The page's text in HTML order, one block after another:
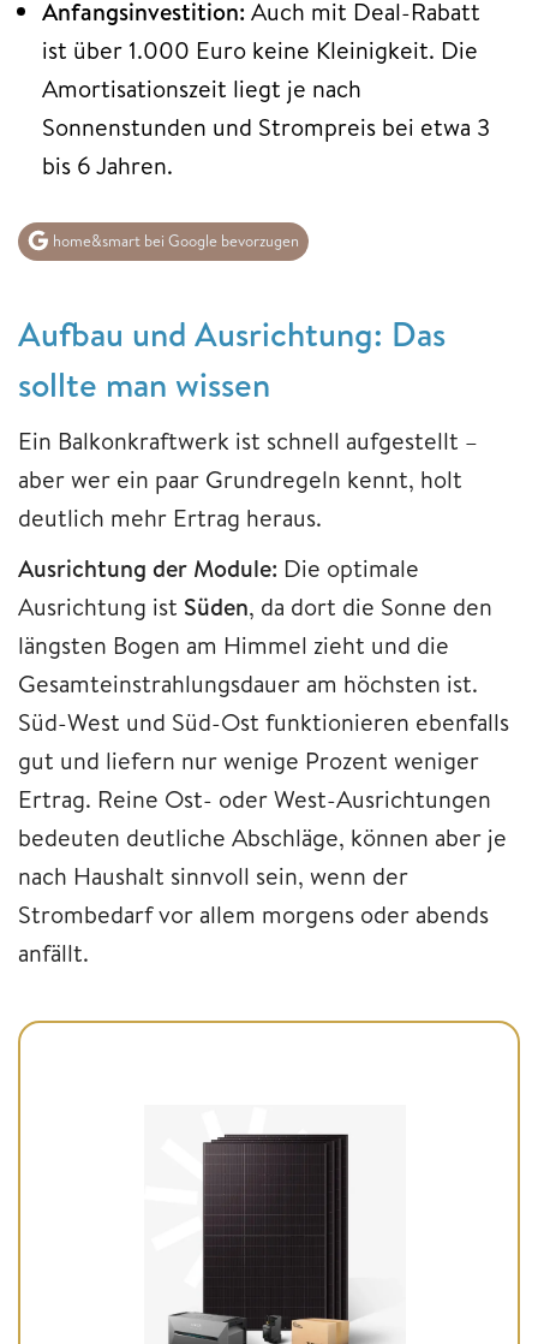
Anfangsinvestition: Auch mit Deal-Rabatt
ist über 1.000 Euro keine Kleinigkeit. Die
Amortisationszeit liegt je nach
Sonnenstunden und Strompreis bei etwa 3
bis 6 Jahren.
home&smart bei Google bevorzugen
Aufbau und Ausrichtung: Das
sollte man wissen
Ein Balkonkraftwerk ist schnell aufgestellt –
aber wer ein paar Grundregeln kennt, holt
deutlich mehr Ertrag heraus.
Ausrichtung der Module: Die optimale
Ausrichtung ist Süden, da dort die Sonne den
längsten Bogen am Himmel zieht und die
Gesamteinstrahlungsdauer am höchsten ist.
Süd-West und Süd-Ost funktionieren ebenfalls
gut und liefern nur wenige Prozent weniger
Ertrag. Reine Ost- oder West-Ausrichtungen
bedeuten deutliche Abschläge, können aber je
nach Haushalt sinnvoll sein, wenn der
Strombedarf vor allem morgens oder abends
anfällt.